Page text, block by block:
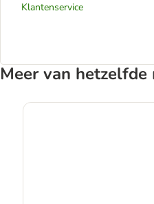
Klantenservice
Meer van hetzelfde